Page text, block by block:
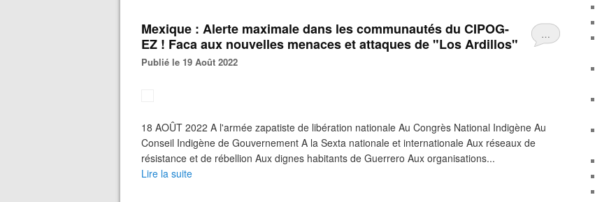
…
Mexique : Alerte maximale dans les communautés du CIPOG-
EZ ! Faca aux nouvelles menaces et attaques de "Los Ardillos"
Publié le 19 Août 2022
18 AOÛT 2022 A l'armée zapatiste de libération nationale Au Congrès National Indigène Au
Conseil Indigène de Gouvernement A la Sexta nationale et internationale Aux réseaux de
résistance et de rébellion Aux dignes habitants de Guerrero Aux organisations...
Lire la suite